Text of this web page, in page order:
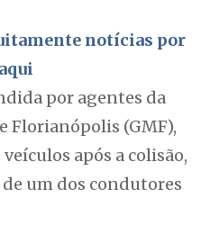
notícias por
por agentes da
Florianópolis (GMF),
após a colisão,
um dos condutores